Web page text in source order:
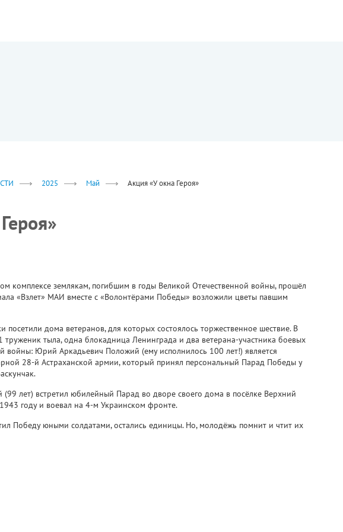
2025 Май Акция «У окна Героя»
комплексе землякам, погибшим в годы Великой Отечественной войны, прошёл
«Взлет» МАИ вместе с «Волонтёрами Победы» возложили цветы павшим
посетили дома ветеранов, для которых состоялось торжественное шествие. В
труженик тыла, одна блокадница Ленинграда и два ветерана-участника боевых
войны: Юрий Аркадьевич Положий (ему исполнилось 100 лет!) является
28-й Астраханской армии, который принял персональный Парад Победы у
лет) встретил юбилейный Парад во дворе своего дома в посёлке Верхний
году и воевал на 4-м Украинском фронте.
Победу юными солдатами, остались единицы. Но, молодёжь помнит и чтит их